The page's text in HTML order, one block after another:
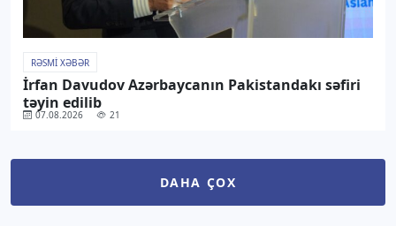
RƏSMI XƏBƏR
İrfan Davudov Azərbaycanın Pakistandakı səfiri
təyin edilib
07.08.2026 21
DAHA ÇOX